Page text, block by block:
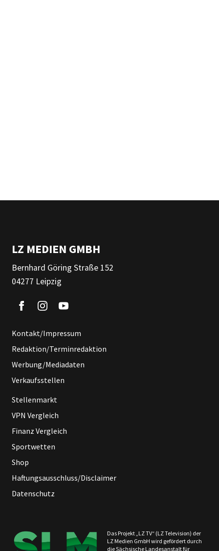
LZ MEDIEN GMBH
Bernhard Göring Straße 152
04277 Leipzig
Kontakt/Impressum
Redaktion/Terminredaktion
Werbung/Mediadaten
Verkaufsstellen
Stellenmarkt
VPN Vergleich
Finanz Vergleich
Sportwetten
Shop
Haftungsausschluss/Disclaimer
Datenschutz
Das Projekt „LZ TV“ (LZ Television) der
LZ Medien GmbH wird gefördert durch
die Sächsische Landesanstalt für